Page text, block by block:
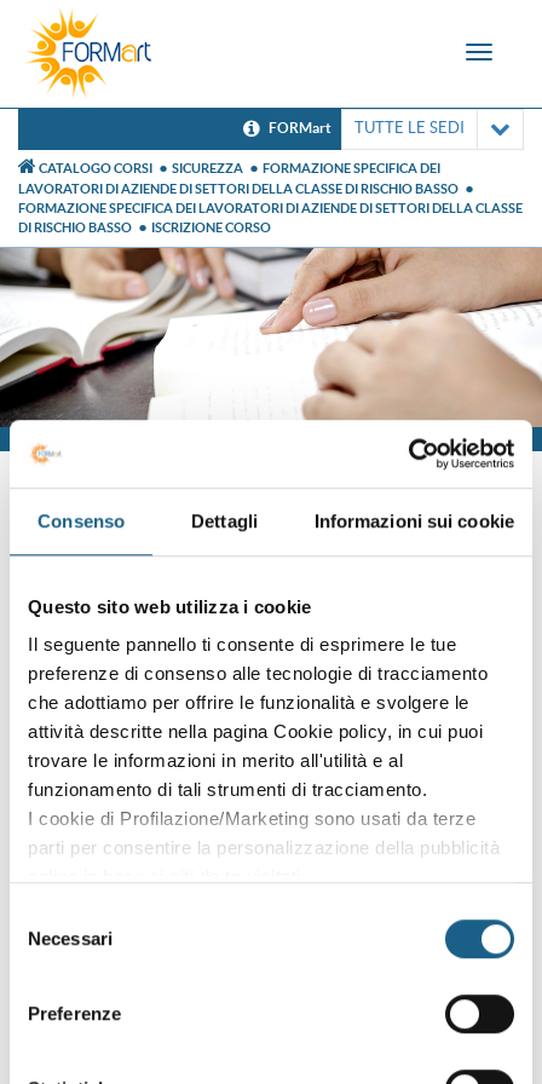
Consenso Dettagli Informazioni sui cookie
Questo sito web utilizza i cookie
Il seguente pannello ti consente di esprimere le tue
preferenze di consenso alle tecnologie di tracciamento
che adottiamo per offrire le funzionalità e svolgere le
attività descritte nella pagina Cookie policy, in cui puoi
trovare le informazioni in merito all'utilità e al
funzionamento di tali strumenti di tracciamento.
I cookie di Profilazione/Marketing sono usati da terze
parti per consentire la personalizzazione della pubblicità
qualsiasi momento. Consulta anche la nostra Privacy
delNecessari
Preferenze
Toggle
FORMart TUTTE LE SEDI
CATALOGO CORSI SICUREZZA
FORMAZIONE SPECIFICA DEI
LAVORATORI DI AZIENDE DI SETTORI DELLA CLASSE DI RISCHIO BASSO
FORMAZIONE SPECIFICA DEI LAVORATORI DI AZIENDE DI SETTORI DELLA CLASSE
DI RISCHIO BASSO
ISCRIZIONE CORSO
Iscrizione
Sei già cliente?
Accedi con le credenziali che hai già creato in fase di
AZIENDA PRIVATO
P. IVA
PASSWORD (minimo 8 caratteri)
Oppure prosegui l'iscrizione al corso come
Puoi proseguire l'iscrizione al corso senza fare login. Scegli